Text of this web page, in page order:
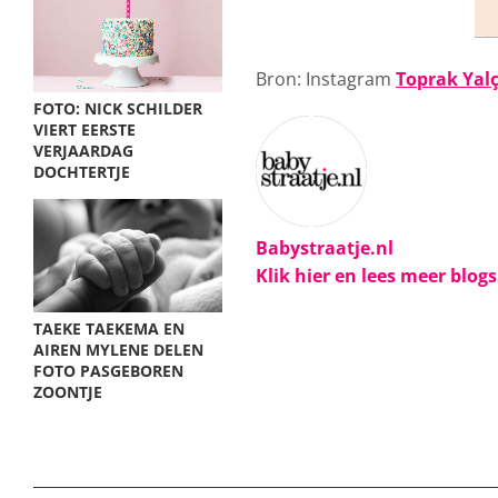
FOTO: NICK SCHILDER
VIERT EERSTE
VERJAARDAG
DOCHTERTJE
TAEKE TAEKEMA EN
AIREN MYLENE DELEN
FOTO PASGEBOREN
ZOONTJE
Bron: Instagram Toprak
Babystraatje.nl
Klik hier en lees meer